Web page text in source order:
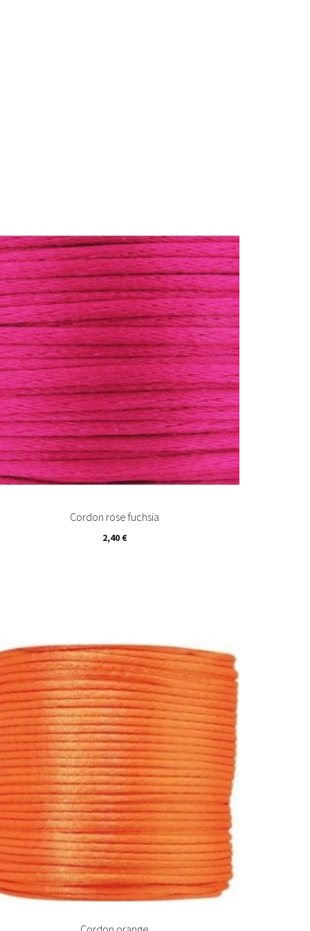
 
Ajouter au panier
Cordon rose fuchsia
2,40 €
 
Ajouter au panier